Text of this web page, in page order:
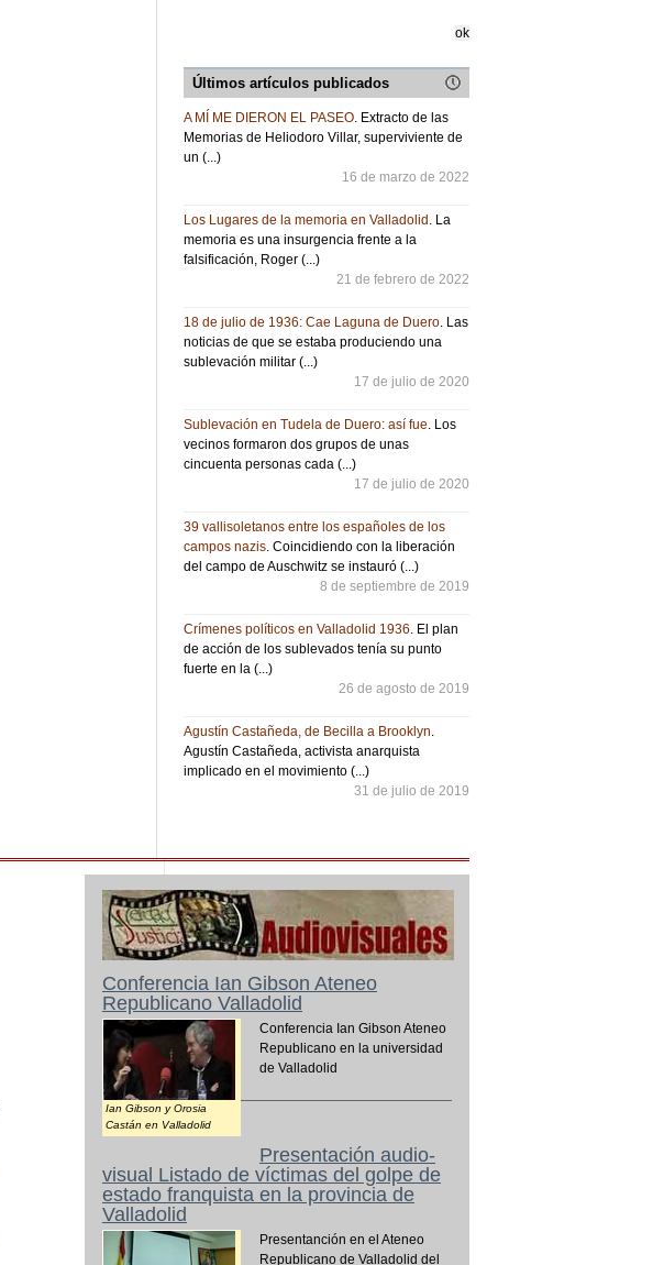
Últimos artículos publicados
A MÍ ME DIERON EL PASEO . Extracto de las
Memorias de Heliodoro Villar, superviviente de
un (...)
16 de marzo de 2022
Los Lugares de la memoria en Valladolid . La
memoria es una insurgencia frente a la
falsificación, Roger (...)
21 de febrero de 2022
18 de julio de 1936: Cae Laguna de Duero . Las
noticias de que se estaba produciendo una
sublevación militar (...)
17 de julio de 2020
Sublevación en Tudela de Duero: así fue . Los
vecinos formaron dos grupos de unas
cincuenta personas cada (...)
17 de julio de 2020
39 vallisoletanos entre los españoles de los
campos nazis . Coincidiendo con la liberación
del campo de Auschwitz se instauró (...)
8 de septiembre de 2019
Crímenes políticos en Valladolid 1936 . El plan
de acción de los sublevados tenía su punto
fuerte en la (...)
26 de agosto de 2019
Agustín Castañeda, de Becilla a Brooklyn
Agustín Castañeda, activista anarquista
implicado en el movimiento (...)
31 de julio de 2019
Conferencia Ian Gibson Ateneo
Republicano Valladolid
Ian Gibson y Orosia
Castán en Valladolid
Conferencia Ian Gibson Ateneo
Republicano en la universidad
de Valladolid
Presentación audio-
visual Listado de víctimas del golpe de
estado franquista en la provincia de
Valladolid
Presentanción en el Ateneo
Republicano de Valladolid del